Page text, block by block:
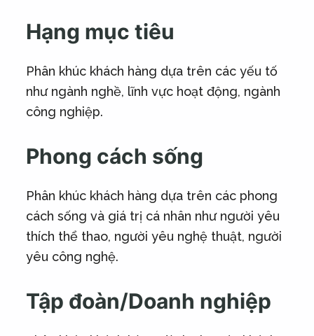
Hạng mục tiêu
Phân khúc khách hàng dựa trên các yếu tố
như ngành nghề, lĩnh vực hoạt động, ngành
công nghiệp.
Phong cách sống
Phân khúc khách hàng dựa trên các phong
cách sống và giá trị cá nhân như người yêu
thích thể thao, người yêu nghệ thuật, người
yêu công nghệ.
Tập đoàn/Doanh nghiệp